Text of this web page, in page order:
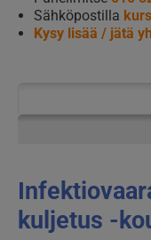
Sähköpostilla
Kysy lisää / jätä
kuljetus -